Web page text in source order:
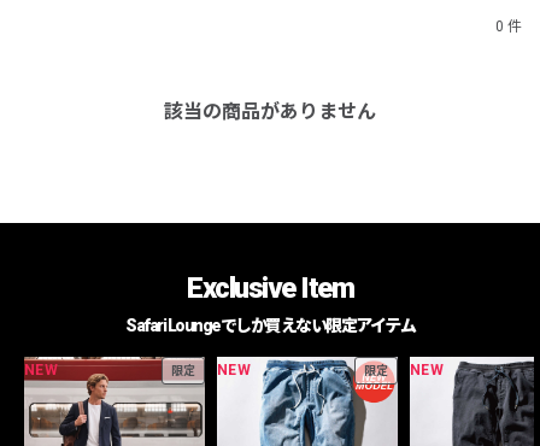
0 件
該当の商品がありません
Exclusive Item
Safari Loungeでしか買えない限定アイテム
NEW 限定 NEW 限定 NEW